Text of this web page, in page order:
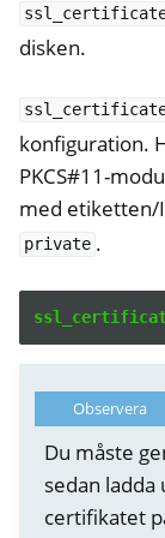
disken.
konfiguration.
PKCS#11-
med etiketten/
private .
Observera
Du måste
sedan
certifikatet